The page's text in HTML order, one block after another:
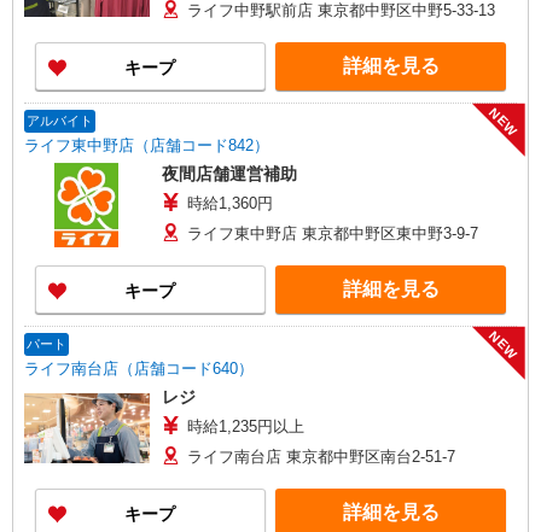
ライフ中野駅前店 東京都中野区中野5-33-13
キープ 詳細を見る
アルバイト
ライフ東中野店（店舗コード842）
NEW
夜間店舗運営補助
時給1,360円
ライフ東中野店 東京都中野区東中野3-9-7
キープ 詳細を見る
パート
ライフ南台店（店舗コード640）
NEW
レジ
時給1,235円以上
ライフ南台店 東京都中野区南台2-51-7
キープ 詳細を見る